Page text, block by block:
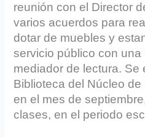
reunión con el Director
varios acuerdos para
dotar de muebles y
servicio público con una
mediador de lectura. Se
Biblioteca del Núcleo
en el mes de
clases, en el periodo